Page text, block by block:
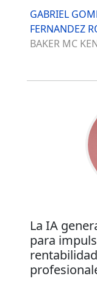
GABRIEL
FERNANDEZ
BAKER MC
La IA
para